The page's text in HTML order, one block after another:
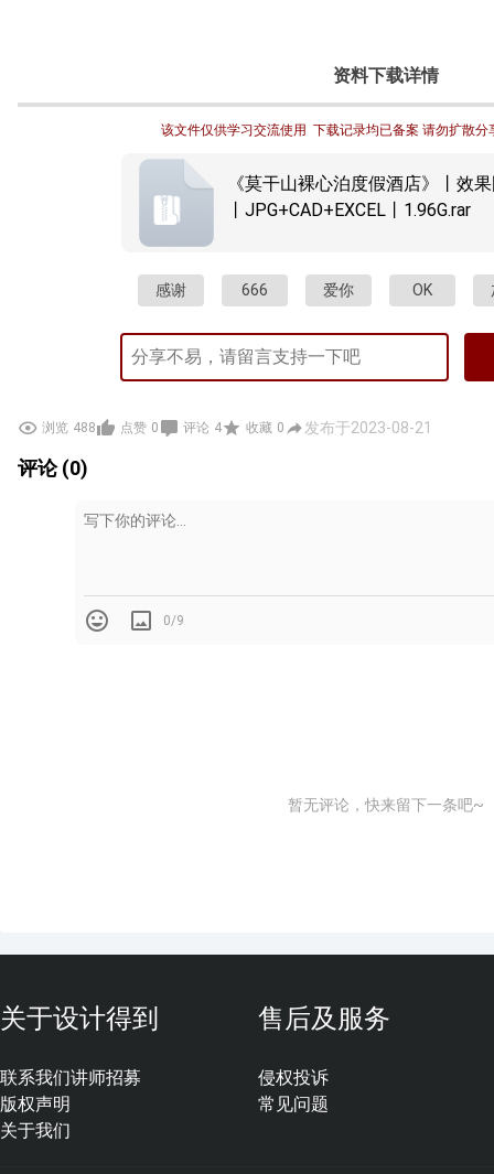
资料下载详情
该文件仅供学习交流使用  下载记录均已备案 请勿扩散分
《莫干山裸心泊度假酒店》丨效
丨JPG+CAD+EXCEL丨1.96G.rar
感谢 666 爱你 OK
浏览 488 点赞 0 评论 4 收藏 0 发布于2023-08-21
评论 (0)
0/9
暂无评论，快来留下一条吧~
关于设计得到
联系我们
版权声明
关于我们
讲师招募
售后及服务
侵权投诉
常见问题